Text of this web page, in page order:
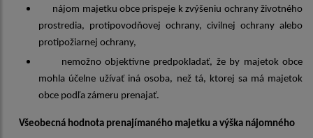
nájom majetku obce prispeje k zvýšeniu ochrany životného
prostredia, protipovodňovej ochrany, civilnej ochrany alebo
protipožiarnej ochrany,
nemožno objektívne predpokladať, že by majetok obce
mohla účelne užívať iná osoba, než tá, ktorej sa má majetok
obce podľa zámeru prenajať.
Všeobecná hodnota prenajímaného majetku a výška nájomného